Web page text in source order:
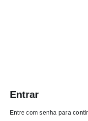
Entrar
Entre com senha para